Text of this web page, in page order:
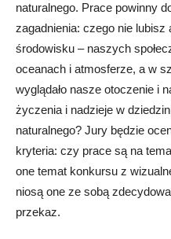
naturalnego. Prace powinny
zagadnienia: czego nie
środowisku – naszych
oceanach i atmosferze, a w
wyglądało nasze otoczenie i
życzenia i nadzieje w
naturalnego? Jury będzie
kryteria: czy prace są na
one temat konkursu z
niosą one ze sobą
przekaz.